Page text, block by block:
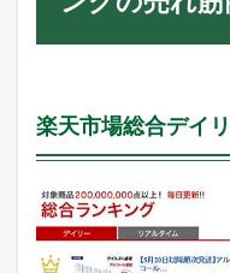
楽天市場総合デイ